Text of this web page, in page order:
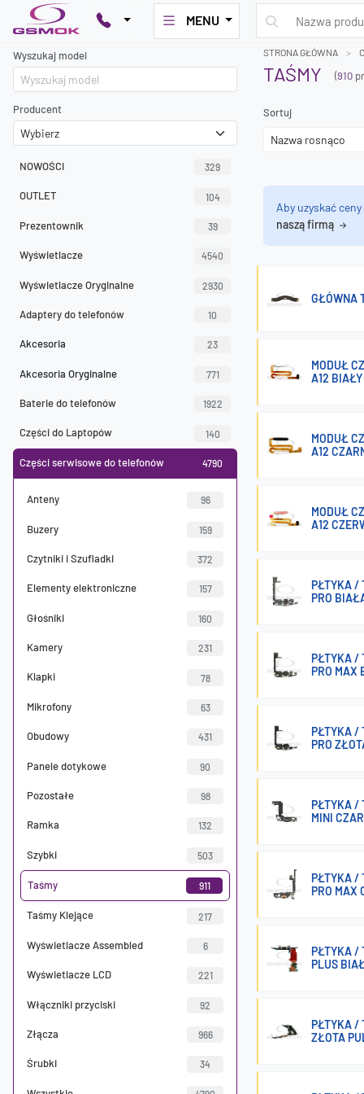
MENU
Wyszukaj model
Producent
NOWOŚCI 329
OUTLET 104
Prezentownik 39
Wyświetlacze 4540
Wyświetlacze Oryginalne 2930
Adaptery do telefonów 10
Akcesoria 23
Akcesoria Oryginalne 771
Baterie do telefonów 1922
Części do Laptopów 140
Części serwisowe do telefonów 4790
Anteny 96
Buzery 159
Czytniki i Szufladki 372
Elementy elektroniczne 157
Głośniki 160
Kamery 231
Klapki 78
Mikrofony 63
Obudowy 431
Panele dotykowe 90
Pozostałe 98
Ramka 132
Szybki 503
Taśmy 911
Taśmy Klejące 217
Wyświetlacze Assembled 6
Wyświetlacze LCD 221
Włączniki przyciski 92
Złącza 966
Śrubki 34
STRONA GŁÓWNA
TAŚMY (910
Sortuj
Aby uzyskać
naszą firmą
GŁÓWNA
MODUŁ
A12 BIAŁY
MODUŁ
A12
MODUŁ
A12
PŁTYKA /
PRO
PŁTYKA /
PRO MAX
PŁTYKA /
PRO
PŁTYKA /
MINI
PŁTYKA /
PRO MAX
PŁTYKA /
PLUS
PŁTYKA /
ZŁOTA